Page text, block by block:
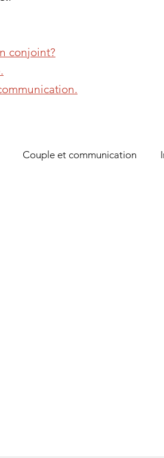
Couple et communication
conjoint?